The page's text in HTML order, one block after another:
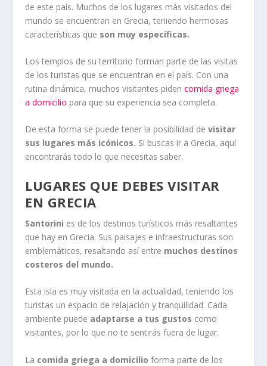
de este país. Muchos de los lugares más visitados del
mundo se encuentran en Grecia, teniendo hermosas
características que son muy específicas.
Los templos de su territorio forman parte de las visitas
de los turistas que se encuentran en el país. Con una
rutina dinámica, muchos visitantes pidencomida griega
a domicilio para que su experiencia sea completa.
De esta forma se puede tener la posibilidad devisitar
sus lugares más icónicos. Si buscas ir a Grecia, aquí
encontrarás todo lo que necesitas saber.
LUGARES QUE DEBES VISITAR
EN GRECIA
Santorini es de los destinos turísticos más resaltantes
que hay en Grecia. Sus paisajes e infraestructuras son
emblemáticos, resaltando así entre muchos destinos
costeros del mundo.
Esta isla es muy visitada en la actualidad, teniendo los
turistas un espacio de relajación y tranquilidad. Cada
ambiente puede adaptarse a tus gustos como
visitantes, por lo que no te sentirás fuera de lugar.
La comida griega a domicilio forma parte de los